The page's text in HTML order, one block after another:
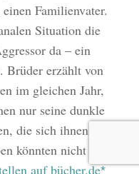
Familienvater.
Situation die
da – ein
Brüder erzählt von
im gleichen Jahr,
nur seine dunkle
die sich ihnen
könnten nicht
auf bücher.de